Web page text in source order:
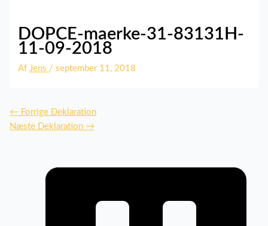
DOPCE-maerke-31-83131H-
11-09-2018
AfJens /september 11, 2018
← Forrige Deklaration
Næste Deklaration →